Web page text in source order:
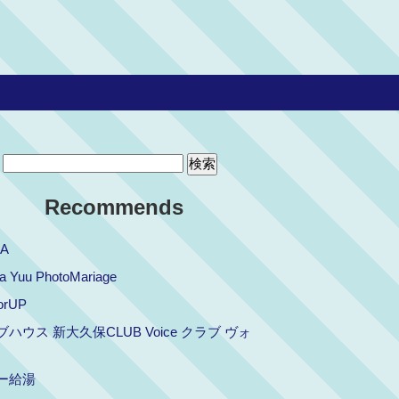
Recommends
Yuu PhotoMariage
ハウス 新大久保CLUB Voice クラブ ヴォ
給湯